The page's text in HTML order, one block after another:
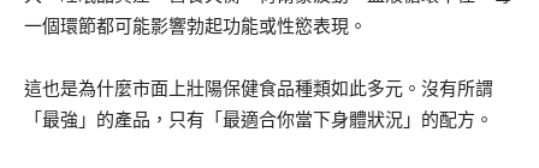
一個環節都可能影響勃起功能或性慾表現。
這也是為什麼市面上壯陽保健食品種類如此多元。沒有所謂
「最強」的產品，只有「最適合你當下身體狀況」的配方。